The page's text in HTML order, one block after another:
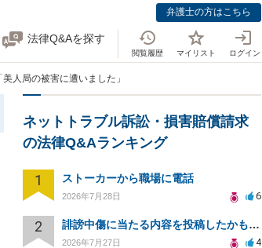
弁護士の方はこちら
法律Q&Aを探す
閲覧履歴 マイリスト ログイン
人局の被害に遭いました」
ネットトラブル訴訟・損害賠償請求
の法律Q&Aランキング
1 ストーカーから職場に電話
2026年7月28日 6
2 誹謗中傷に当たる内容を投稿したかもしれない。開示請求や民事刑事裁判に発展しうるのか教えて欲しい。
2026年7月27日 4